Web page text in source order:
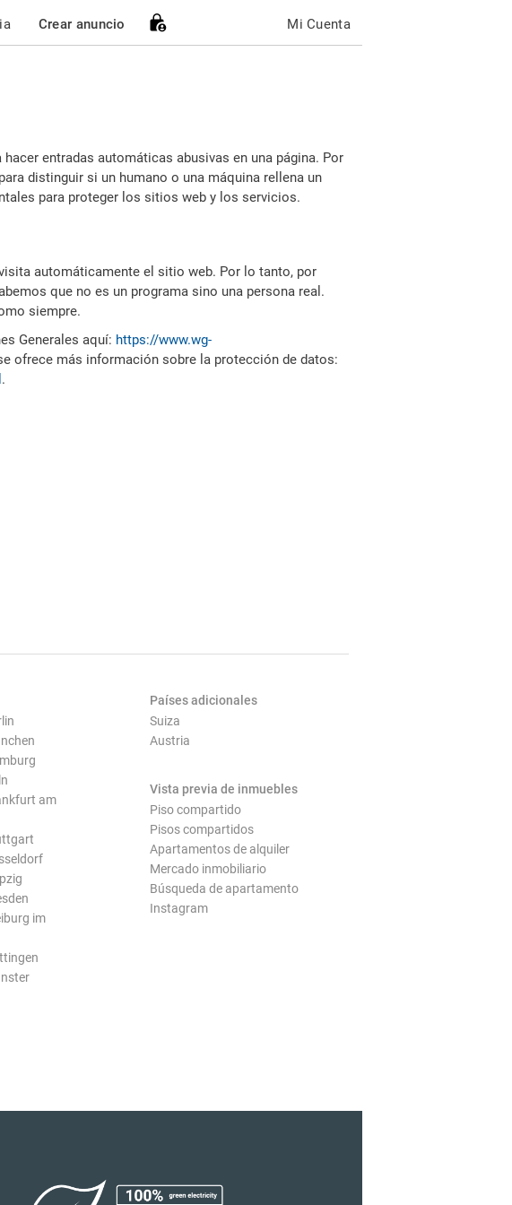
Crear anuncio Mi Cuenta
entradas automáticas abusivas en una página. Por
distinguir si un humano o una máquina rellena un
para proteger los sitios web y los servicios.
automáticamente el sitio web. Por lo tanto, por
que no es un programa sino una persona real.
siempre.
Generales aquí: https://www.wg-
ofrece más información sobre la protección de datos:
.
am
im
Países adicionales
Suiza
Austria
Vista previa de inmuebles
Piso compartido
Pisos compartidos
Apartamentos de alquiler
Mercado inmobiliario
Búsqueda de apartamento
Instagram